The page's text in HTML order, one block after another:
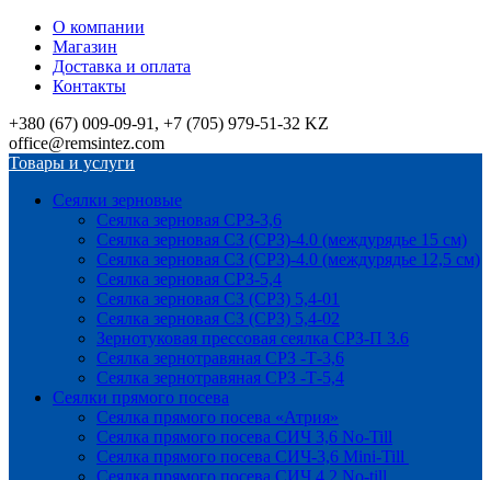
О компании
Магазин
Доставка и оплата
Контакты
+380 (67) 009-09-91, +7 (705) 979-51-32 KZ
office@remsintez.com
Товары и услуги
Сеялки зерновые
Сеялка зерновая СРЗ-3,6
Сеялка зерновая СЗ (СРЗ)-4.0 (междурядье 15 см)
Сеялка зерновая СЗ (СРЗ)-4.0 (междурядье 12,5 см)
Сеялка зерновая СРЗ-5,4
Сеялка зерновая СЗ (СРЗ) 5,4-01
Сеялка зерновая СЗ (СРЗ) 5,4-02
Зернотуковая прессовая сеялка СРЗ-П 3.6
Сеялка зернотравяная СРЗ -Т-3,6
Сеялка зернотравяная СРЗ -Т-5,4
Сеялки прямого посева
Сеялка прямого посева «Атрия»
Сеялка прямого посева СИЧ 3,6 No-Till
Сеялка прямого посева СИЧ-3,6 Mini-Till
Сеялка прямого посева СИЧ 4,2 No-till